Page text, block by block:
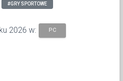
#GRY SPORTOWE
2026 w: PC